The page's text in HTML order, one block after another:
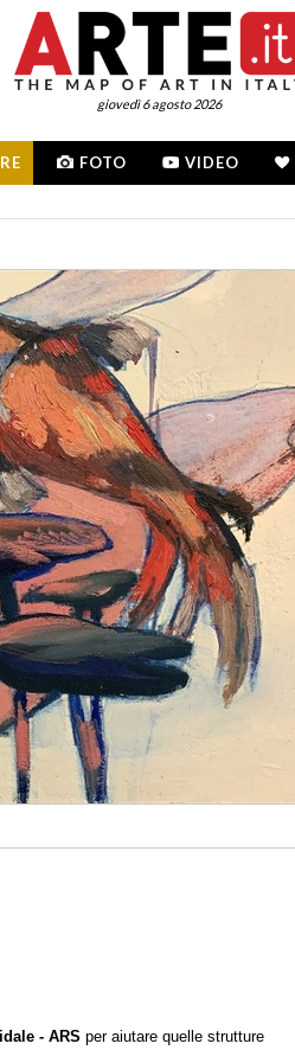
giovedì 6 agosto 2026
FOTO VIDEO
- ARS per aiutare quelle strutture